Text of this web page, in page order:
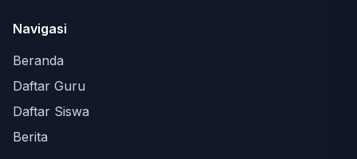
Navigasi
Beranda
Daftar Guru
Daftar Siswa
Berita